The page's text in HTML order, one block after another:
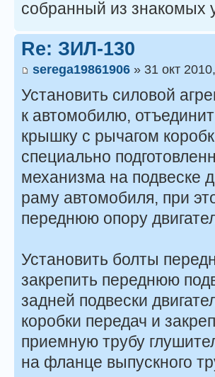
собранный из знакомых
Re: ЗИЛ-130
serega19861906 » 31 окт
Установить силовой
к автомобилю,
крышку с рычагом
специально
меха­низма на подвеске
раму автомобиля, при
переднюю опору
Установить болты
закрепить переднюю
задней подвески
коробки передач и
приемную трубу
на фланце выпускного